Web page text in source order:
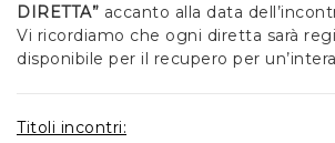
DIRETTA” accanto alla data
Vi ricordiamo che ogni diretta sarà
disponibile per il recupero per
Titoli incontri: